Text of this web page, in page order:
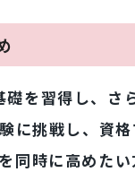
を習得し、さ
に挑戦し、資
同時に高めたい